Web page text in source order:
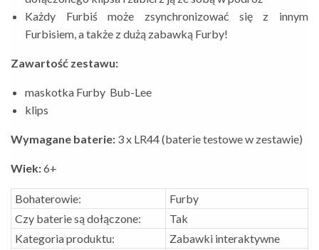
Każdy Furbiś może zsynchronizować się z innym
Furbisiem, a także z dużą zabawką Furby!
Zawartość zestawu:
maskotka Furby Bub-Lee
klips
Wymagane baterie: 3 x LR44 (baterie testowe w zestawie)
Wiek:6+
Bohaterowie:
Furby
Czy baterie są dołączone:
Tak
Kategoria produktu:
Zabawki interaktywne